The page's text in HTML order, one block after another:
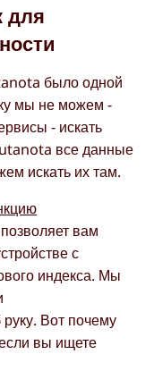
для
было одной
мы не можем -
- искать
все данные
искать их там.
вам
с
индекса. Мы
Вот почему
вы ищете